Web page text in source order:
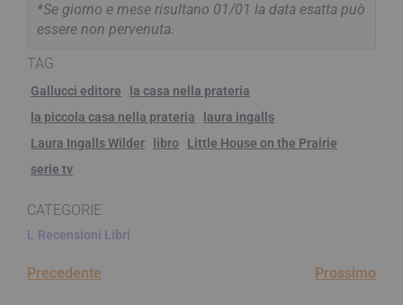
*Se giorno e mese risultano 01/01 la data esatta può
essere non pervenuta.
TAG
Gallucci editore
la casa nella prateria
la piccola casa nella prateria
laura ingalls
Laura Ingalls Wilder
libro
Little House on the Prairie
serie tv
CATEGORIE
L Recensioni Libri
Precedente Prossimo